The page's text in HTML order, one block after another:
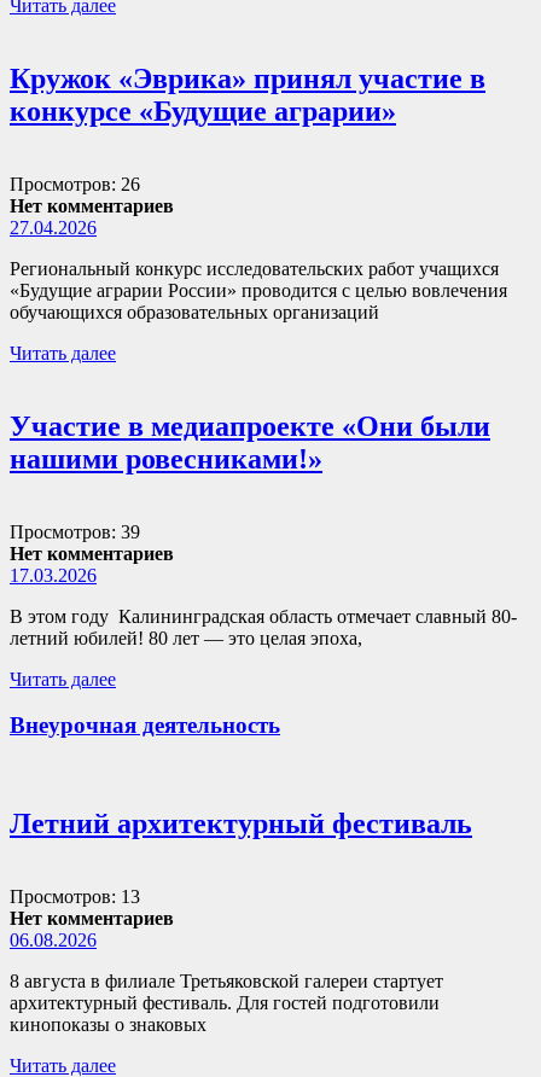
Читать далее
Кружок «Эврика» принял участие в
конкурсе «Будущие аграрии»
Просмотров: 26
Нет комментариев
27.04.2026
Региональный конкурс исследовательских работ учащихся
«Будущие аграрии России» проводится с целью вовлечения
обучающихся образовательных организаций
Читать далее
Участие в медиапроекте «Они были
нашими ровесниками!»
Просмотров: 39
Нет комментариев
17.03.2026
В этом году Калининградская область отмечает славный 80-
летний юбилей! 80 лет — это целая эпоха,
Читать далее
Внеурочная деятельность
Летний архитектурный фестиваль
Просмотров: 13
Нет комментариев
06.08.2026
8 августа в филиале Третьяковской галереи стартует
архитектурный фестиваль. Для гостей подготовили
кинопоказы о знаковых
Читать далее